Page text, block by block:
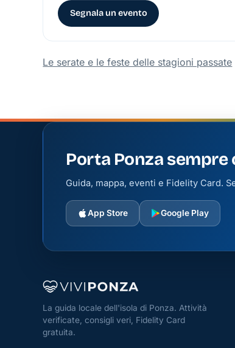
Segnala un evento
Le serate e le feste delle stagioni passate
Porta Ponza sempre
Guida, mappa, eventi e Fidelity Card.
App Store Google Play
La guida locale dell'isola di Ponza. Attività
verificate, consigli veri, Fidelity Card
gratuita.